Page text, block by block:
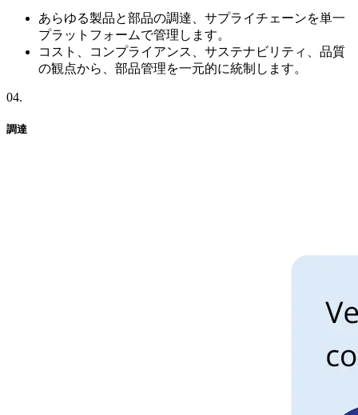
あらゆる製品と部品の調達、サプライチェーンを単一
プラットフォームで管理します。
コスト、コンプライアンス、サステナビリティ、品質
の観点から、部品管理を一元的に統制します。
04.
調達